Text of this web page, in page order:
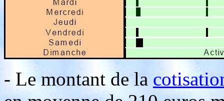
- Le montant de la